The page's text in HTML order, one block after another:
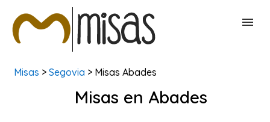
BUSCAR MISAS
Misas > Segovia > Misas Abades
Misas en Abades